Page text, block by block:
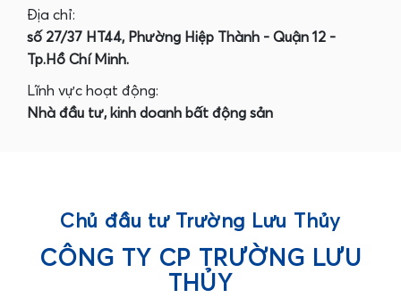
Địa chỉ:
số 27/37 HT44, Phường Hiệp Thành - Quận 12 -
Tp.Hồ Chí Minh.
Lĩnh vực hoạt động:
Nhà đầu tư, kinh doanh bất động sản
Chủ đầu tư Trường Lưu Thủy
CÔNG TY CP TRƯỜNG LƯU
THỦY